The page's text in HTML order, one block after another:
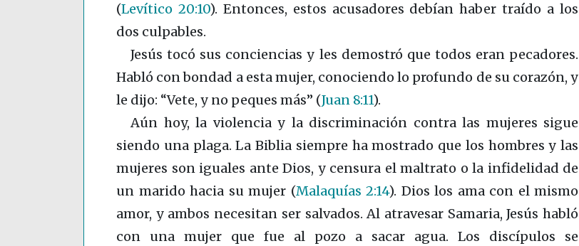
(Levítico 20:10). Entonces, estos acusadores debían haber traído a los
dos culpables.
Jesús tocó sus conciencias y les demostró que todos eran pecadores.
Habló con bondad a esta mujer, conociendo lo profundo de su corazón, y
le dijo: “Vete, y no peques más” (Juan 8:11).
Aún hoy, la violencia y la discriminación contra las mujeres sigue
siendo una plaga. La Biblia siempre ha mostrado que los hombres y las
mujeres son iguales ante Dios, y censura el maltrato o la infidelidad de
un marido hacia su mujer (Malaquías 2:14). Dios los ama con el mismo
amor, y ambos necesitan ser salvados. Al atravesar Samaria, Jesús habló
con una mujer que fue al pozo a sacar agua. Los discípulos se